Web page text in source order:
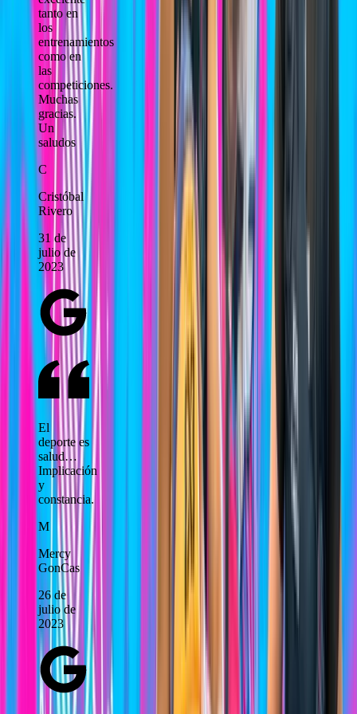
tanto en
los
entrenamientos
como en
las
competiciones.
Muchas
gracias.
Un
saludos
C
Cristóbal
Rivero
31 de
julio de
2023
El
deporte es
salud…
Implicación
y
constancia.
M
Mercy
GonCas
26 de
julio de
2023